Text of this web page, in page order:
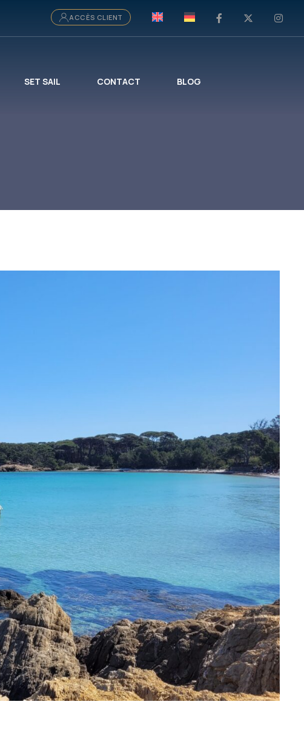
ACCÈS CLIENT
SET SAIL CONTACT BLOG